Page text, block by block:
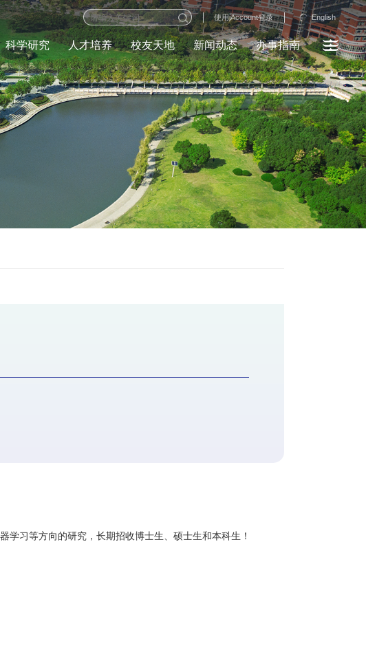
使用jAccount登录 English
科学研究 人才培养 校友天地 新闻动态 办事指南
学习等方向的研究，长期招收博士生、硕士生和本科生！